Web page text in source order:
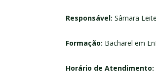
Responsável: Sâmara
Formação: Bacharel em
Horário de Atendimento: